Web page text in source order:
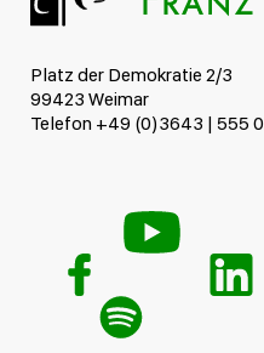
Platz der Demokratie 2/3
99423 Weimar
Telefon +49 (0)3643 | 555 0